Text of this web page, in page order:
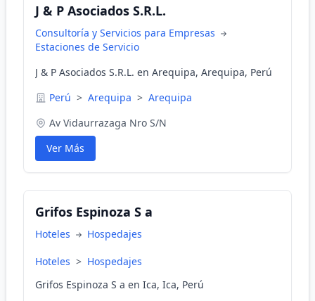
J & P Asociados S.R.L.
Consultoría y Servicios para Empresas
Estaciones de Servicio
J & P Asociados S.R.L. en Arequipa, Arequipa, Perú
Perú > Arequipa > Arequipa
Av Vidaurrazaga Nro S/N
Ver Más
Grifos Espinoza S a
Hoteles Hospedajes
Hoteles > Hospedajes
Grifos Espinoza S a en Ica, Ica, Perú